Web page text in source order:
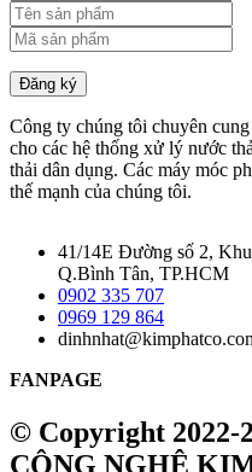
Đăng ký
Công ty chúng tôi chuyên
cho các hệ thống xử lý nước
thải dân dụng. Các máy móc
thế mạnh của chúng tôi.
41/14E Đường số 2,
Q.Bình Tân, TP.HCM
0902 335 707
0969 129 864
FANPAGE
© Copyright 2022-
CÔNG NGHỆ